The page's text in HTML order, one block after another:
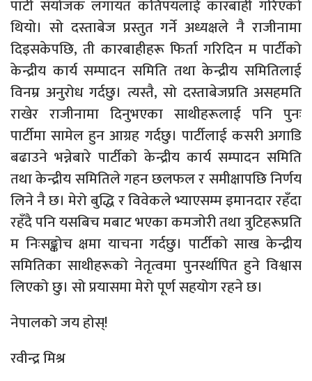
पार्टी संयोजक लगायत कतिपयलाई कारबाही गरिएको
थियो। सो दस्ताबेज प्रस्तुत गर्ने अध्यक्षले नै राजीनामा
दिइसकेपछि, ती कारबाहीहरू फिर्ता गरिदिन म पार्टीको
केन्द्रीय कार्य सम्पादन समिति तथा केन्द्रीय समितिलाई
विनम्र अनुरोध गर्दछु। त्यस्तै, सो दस्ताबेजप्रति असहमति
राखेर राजीनामा दिनुभएका साथीहरूलाई पनि पुनः
पार्टीमा सामेल हुन आग्रह गर्दछु। पार्टीलाई कसरी अगाडि
बढाउने भन्नेबारे पार्टीको केन्द्रीय कार्य सम्पादन समिति
तथा केन्द्रीय समितिले गहन छलफल र समीक्षापछि निर्णय
लिने नै छ। मेरो बुद्धि र विवेकले भ्याएसम्म इमानदार रहँदा
रहँदै पनि यसबिच मबाट भएका कमजोरी तथा त्रुटिहरूप्रति
म निःसङ्कोच क्षमा याचना गर्दछु। पार्टीको साख केन्द्रीय
समितिका साथीहरूको नेतृत्वमा पुनर्स्थापित हुने विश्वास
लिएको छु। सो प्रयासमा मेरो पूर्ण सहयोग रहने छ।
नेपालको जय होस्!
रवीन्द्र मिश्र